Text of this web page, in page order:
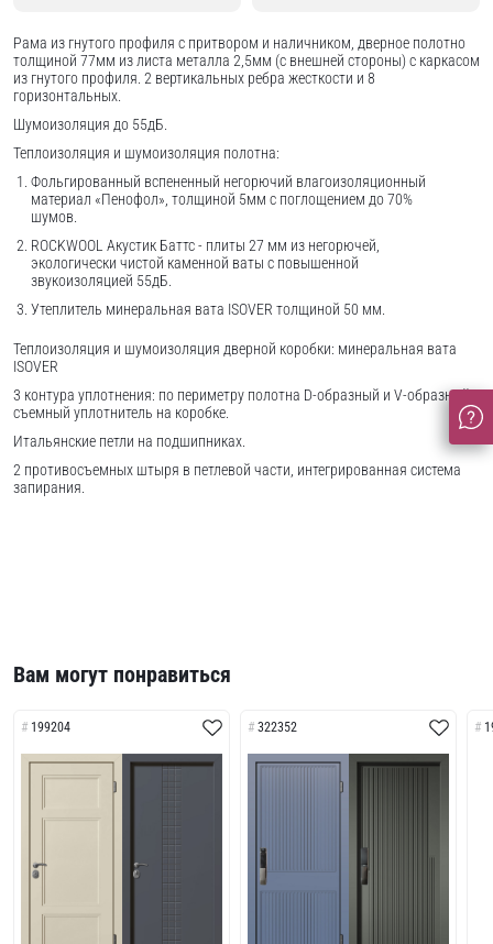
Рама из гнутого профиля с притвором и наличником, дверное полотно
толщиной 77мм из листа металла 2,5мм (с внешней стороны) c каркасом
из гнутого профиля. 2 вертикальных ребра жесткости и 8
горизонтальных.
Шумоизоляция до 55дБ.
Теплоизоляция и шумоизоляция полотна:
Фольгированный вспененный негорючий влагоизоляционный
материал «Пенофол», толщиной 5мм с поглощением до 70%
шумов.
ROCKWOOL Акустик Баттс - плиты 27 мм из негорючей,
экологически чистой каменной ваты с повышенной
звукоизоляцией 55дБ.
Утеплитель минеральная вата ISOVER толщиной 50 мм.
Теплоизоляция и шумоизоляция дверной коробки: минеральная вата
ISOVER
3 контура уплотнения: по периметру полотна D-образный и V-образный,
съемный уплотнитель на коробке.
Итальянские петли на подшипниках.
2 противосъемных штыря в петлевой части, интегрированная система
запирания.
Вам могут понравиться
199204 322352